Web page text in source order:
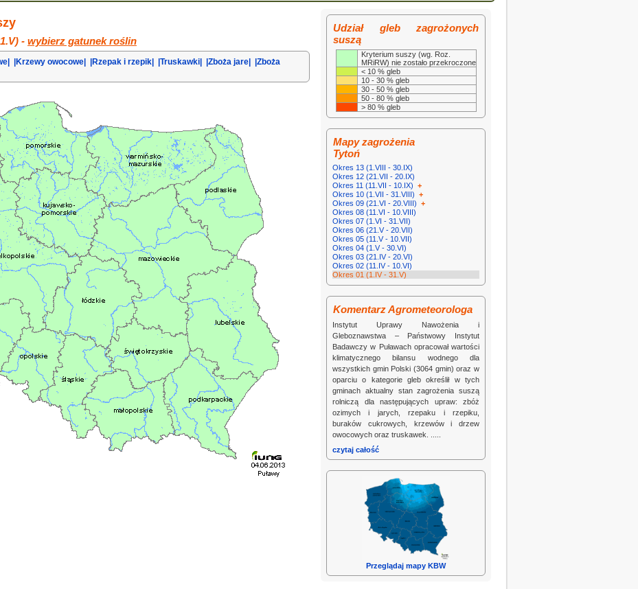
- wybierz gatunek roślin
|Krzewy owocowe| |Rzepak i rzepik| |Truskawki| |Zboża jare|
|Zboża
Udział gleb zagrożonych
suszą
Kryterium suszy (wg. Roz.
MRiRW) nie zostało przekroczone
< 10 % gleb
10 - 30 % gleb
30 - 50 % gleb
50 - 80 % gleb
> 80 % gleb
Mapy zagrożenia
Tytoń
Okres 13 (1.VIII - 30.IX)
Okres 12 (21.VII - 20.IX)
Okres 11 (11.VII - 10.IX) +
Okres 10 (1.VII - 31.VIII) +
Okres 09 (21.VI - 20.VIII) +
Okres 08 (11.VI - 10.VIII)
Okres 07 (1.VI - 31.VII)
Okres 06 (21.V - 20.VII)
Okres 05 (11.V - 10.VII)
Okres 04 (1.V - 30.VI)
Okres 03 (21.IV - 20.VI)
Okres 02 (11.IV - 10.VI)
Okres 01 (1.IV - 31.V)
Komentarz Agrometeorologa
Instytut Uprawy Nawożenia i
Gleboznawstwa – Państwowy Instytut
Badawczy w Puławach opracował wartości
klimatycznego bilansu wodnego dla
wszystkich gmin Polski (3064 gmin) oraz w
oparciu o kategorie gleb określił w tych
gminach aktualny stan zagrożenia suszą
rolniczą dla następujących upraw: zbóż
ozimych i jarych, rzepaku i rzepiku,
buraków cukrowych, krzewów i drzew
owocowych oraz truskawek. .....
czytaj całość
Przeglądaj mapy KBW